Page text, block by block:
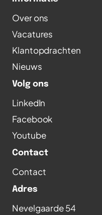
Over ons
Vacatures
Klantopdrachten
Nieuws
Volg ons
LinkedIn
Facebook
Youtube
Contact
Contact
Adres
Nevelgaarde 54